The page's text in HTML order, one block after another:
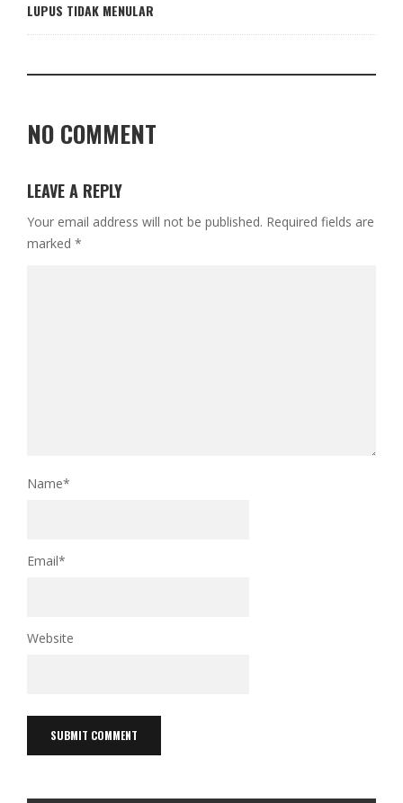
LUPUS TIDAK MENULAR
NO COMMENT
LEAVE A REPLY
Your email address will not be published. Required fields are
marked *
Name*
Email*
Website